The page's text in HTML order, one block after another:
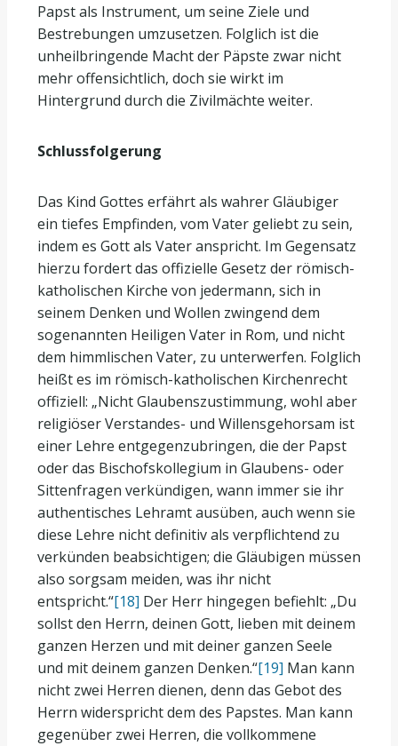
Papst als Instrument, um seine Ziele und
Bestrebungen umzusetzen. Folglich ist die
unheilbringende Macht der Päpste zwar nicht
mehr offensichtlich, doch sie wirkt im
Hintergrund durch die Zivilmächte weiter.
Schlussfolgerung
Das Kind Gottes erfährt als wahrer Gläubiger
ein tiefes Empfinden, vom Vater geliebt zu sein,
indem es Gott als Vater anspricht. Im Gegensatz
hierzu fordert das offizielle Gesetz der römisch-
katholischen Kirche von jedermann, sich in
seinem Denken und Wollen zwingend dem
sogenannten Heiligen Vater in Rom, und nicht
dem himmlischen Vater, zu unterwerfen. Folglich
heißt es im römisch-katholischen Kirchenrecht
offiziell: „Nicht Glaubenszustimmung, wohl aber
religiöser Verstandes- und Willensgehorsam ist
einer Lehre entgegenzubringen, die der Papst
oder das Bischofskollegium in Glaubens- oder
Sittenfragen verkündigen, wann immer sie ihr
authentisches Lehramt ausüben, auch wenn sie
diese Lehre nicht definitiv als verpflichtend zu
verkünden beabsichtigen; die Gläubigen müssen
also sorgsam meiden, was ihr nicht
entspricht.“[18] Der Herr hingegen befiehlt: „Du
sollst den Herrn, deinen Gott, lieben mit deinem
ganzen Herzen und mit deiner ganzen Seele
und mit deinem ganzen Denken.“[19] Man kann
nicht zwei Herren dienen, denn das Gebot des
Herrn widerspricht dem des Papstes. Man kann
gegenüber zwei Herren, die vollkommene